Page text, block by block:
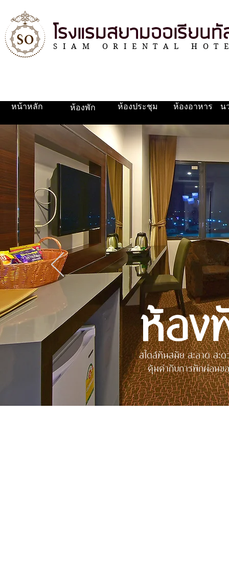
โรงแรมสยามออเรียนทั
SIAM ORIENTAL
หน้าหลัก ห้องพัก ห้องประชุม ห้องอาหาร น
ห้อง
สไตล์ทันสมัย สะอาด สะ
คุ้มค่ากับการพักผ่อนข